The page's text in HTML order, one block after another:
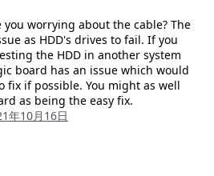
you worrying about the cable? The
as HDD's drives to fail. If you
the HDD in another system
board has an issue which would
fix if possible. You might as well
as being the easy fix.
年10月16日